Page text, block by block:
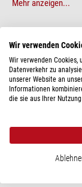
Die Vorteile auf einen
Drehbare
macht. Damit Sie
Breite. Aktueller
Positionen.
Monate, Tage,
Sternenhimmel ein
Einfach
den richtigen
Sternbilder: Eine
Mehr anzeigen...
TECHNISCHE
Allgemein
Typ
Sprache
Spritzwasserfest
Wir verwenden
Wir verwenden Cookies,
Datenverkehr zu
unserer Website an
Informationen
die sie aus Ihrer